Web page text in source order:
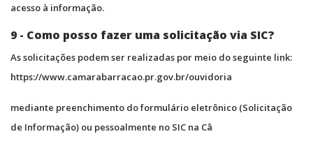
acesso à informação.
9 - Como posso fazer uma solicitação via SIC?
As solicitações podem ser realizadas por meio do seguinte link:
https://www.camarabarracao.pr.gov.br/ouvidoria
mediante preenchimento do formulário eletrônico (Solicitação
de Informação) ou pessoalmente no SIC na Câ